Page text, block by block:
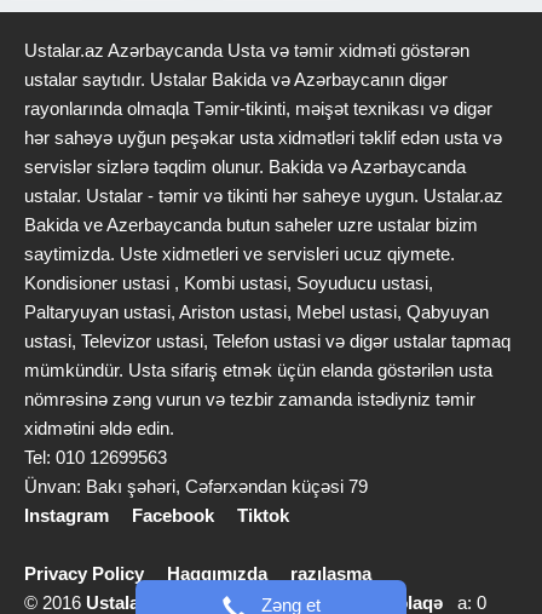
Zəng et
Ustalar.az Azərbaycanda Usta və təmir xidməti göstərən
ustalar saytıdır. Ustalar Bakida və Azərbaycanın digər
rayonlarında olmaqla Təmir-tikinti, məişət texnikası və digər
hər sahəyə uyğun peşəkar usta xidmətləri təklif edən usta və
servislər sizlərə təqdim olunur. Bakida və Azərbaycanda
ustalar. Ustalar - təmir və tikinti hər saheye uygun. Ustalar.az
Bakida ve Azerbaycanda butun saheler uzre ustalar bizim
saytimizda. Uste xidmetleri ve servisleri ucuz qiymete.
Kondisioner ustasi , Kombi ustasi, Soyuducu ustasi,
Paltaryuyan ustasi, Ariston ustasi, Mebel ustasi, Qabyuyan
ustasi, Televizor ustasi, Telefon ustasi və digər ustalar tapmaq
mümkündür. Usta sifariş etmək üçün elanda göstərilən usta
nömrəsinə zəng vurun və tezbir zamanda istədiyniz təmir
xidmətini əldə edin.
Tel: 010 12699563
Ünvan: Bakı şəhəri, Cəfərxəndan küçəsi 79
Instagram
Facebook Tiktok
Privacy Policy Haqqımızda
razılaşma
© 2016 Ustalar.az info [@] ustalar.az | Bizimlə əlaqə a: 0